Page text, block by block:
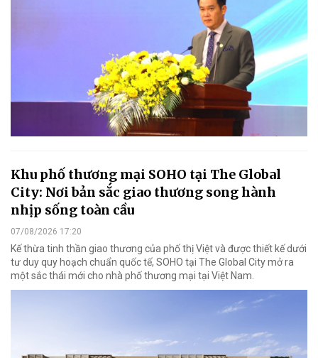
Khu phố thương mại SOHO tại The Global
City: Nơi bản sắc giao thương song hành
nhịp sống toàn cầu
07/08/2026 17:20
Kế thừa tinh thần giao thương của phố thị Việt và được thiết kế dưới
tư duy quy hoạch chuẩn quốc tế, SOHO tại The Global City mở ra
một sắc thái mới cho nhà phố thương mại tại Việt Nam.